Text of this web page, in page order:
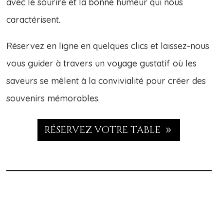
caractérisent.
Réservez en ligne en quelques clics et laissez-nous
vous guider à travers un voyage gustatif où les
saveurs se mêlent à la convivialité pour créer des
souvenirs mémorables.
RÉSERVEZ VOTRE TABLE